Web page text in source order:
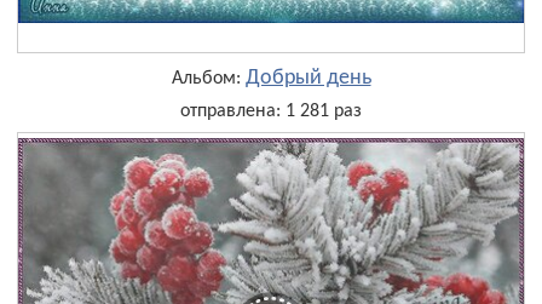
Альбом: Добрый день
отправлена: 1 281 раз